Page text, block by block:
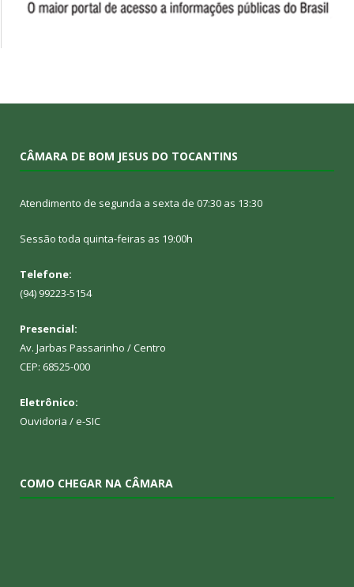
CÂMARA DE BOM JESUS DO TOCANTINS
Atendimento de segunda a sexta de 07:30 as 13:30
Sessão toda quinta-feiras as 19:00h
Telefone:
(94) 99223-5154
Presencial:
Av. Jarbas Passarinho / Centro
CEP: 68525-000
Eletrônico:
Ouvidoria / e-SIC
COMO CHEGAR NA CÂMARA